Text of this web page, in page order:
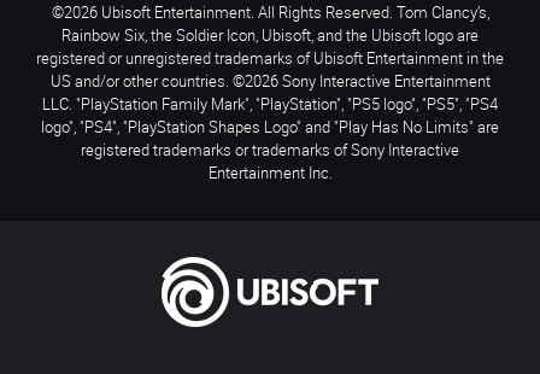
©2026 Ubisoft Entertainment. All Rights Reserved. Tom Clancy’s,
Rainbow Six, the Soldier Icon, Ubisoft, and the Ubisoft logo are
registered or unregistered trademarks of Ubisoft Entertainment in the
US and/or other countries. ©2026 Sony Interactive Entertainment
LLC. "PlayStation Family Mark", "PlayStation", "PS5 logo", "PS5", "PS4
logo", "PS4", "PlayStation Shapes Logo" and "Play Has No Limits" are
registered trademarks or trademarks of Sony Interactive
Entertainment Inc.